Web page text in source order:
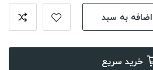
اضافه به سبد
خرید سریع